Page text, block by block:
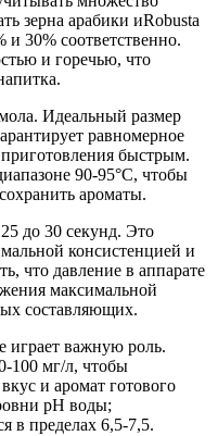
зерна арабики иRobusta
30% соответственно.
и горечью, что
Идеальный размер
равномерное
приготовления быстрым.
90-95°C, чтобы
ароматы.
до 30 секунд. Это
консистенцией и
что давление в аппарате
максимальной
составляющих.
играет важную роль.
100 мг/л, чтобы
и аромат готового
pH воды;
в пределах 6,5-7,5.